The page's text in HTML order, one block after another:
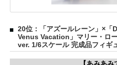
20位：「アズールレーン」×「
Venus Vacation」マリー・ロ
ver. 1/6スケール 完成品フィギ